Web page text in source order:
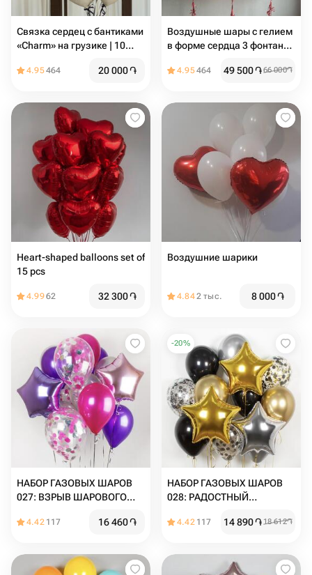
Связка сердец c бантиками
«Charm» на грузике | 10
4.95464 20 000֏
Воздушные шары с гелием
в форме сердца 3 фонтана
4.95464 49 500֏66 000֏
Heart-shaped balloons set of
15 pcs
4.9962 32 300֏
Воздушние шарики
4.842 тыс. 8 000֏
НАБОР ГАЗОВЫХ ШАРОВ
027: ВЗРЫВ ШАРОВОГО
4.42 117 16 460֏
-20%
НАБОР ГАЗОВЫХ ШАРОВ
028: РАДОСТНЫЙ
4.42 117 14 890֏18 612֏